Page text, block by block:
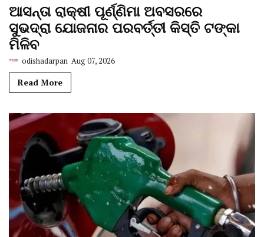
ଆସନ୍ତା ରାକ୍ଷୀ ପୂର୍ଣ୍ଣିମା ଅବସରରେ
ସୁଭଦ୍ରା ଯୋଜନାର ପରବର୍ତ୍ତୀ କିସ୍ତି ଟଙ୍କା
ମିଳିବ
odishadarpan Aug 07, 2026
Read More